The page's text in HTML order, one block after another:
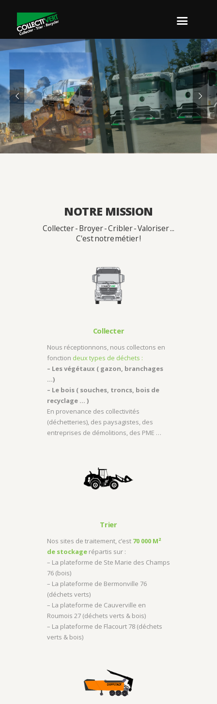
Matériel
et Innovant.
NOTRE MISSION
Collecter - Broyer - Cribler - Valoriser ...
C'est notre métier !
Collecter
Nous réceptionnons, nous collectons en
fonction deux types de déchets :
– Les végétaux ( gazon, branchages
…)
– Le bois ( souches, troncs, bois de
recyclage … )
En provenance des collectivités
(déchetteries), des paysagistes, des
entreprises de démolitions, des PME …
Trier
Nos sites de traitement, c’est 70 000 M²
de stockage répartis sur :
– La plateforme de Ste Marie des Champs
76 (bois)
– La plateforme de Bermonville 76
(déchets verts)
– La plateforme de Cauverville en
Roumois 27 (déchets verts & bois)
– La plateforme de Flacourt 78 (déchets
verts & bois)